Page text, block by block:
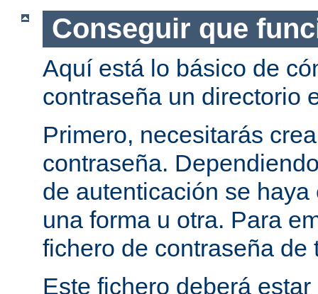
Conseguir que
Aquí está lo básico de
contraseña un directorio
Primero, necesitarás
contraseña.
de autenticación se
una forma u otra. Para
fichero de contraseña de
Este fichero deberá